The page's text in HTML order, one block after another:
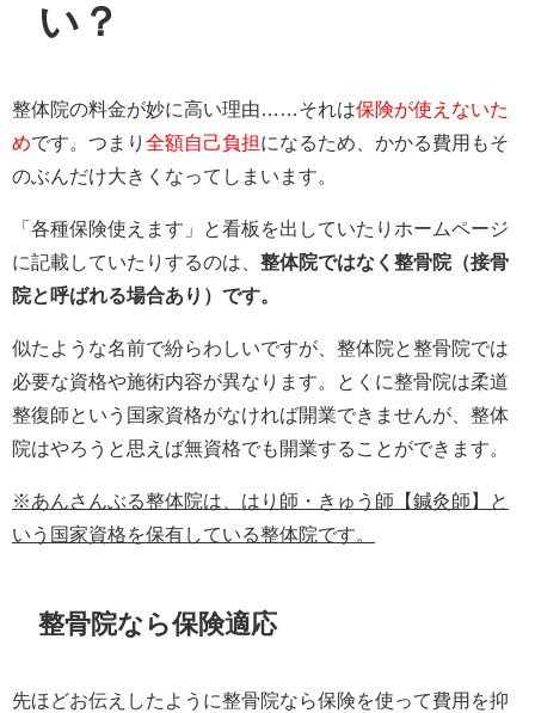
い？
整体院の料金が妙に高い理由……それは保険が使えないた
めです。つまり 全額自己負担になるため、かかる費用もそ
のぶんだけ大きくなってしまいます。
「各種保険使えます」と看板を出していたりホームページ
に記載していたりするのは、 整体院ではなく整骨院（接骨
院と呼ばれる場合あり）です。
似たような名前で紛らわしいですが、整体院と整骨院では
必要な資格や施術内容が異なります。とくに整骨院は柔道
整復師という国家資格がなければ開業できませんが、整体
院はやろうと思えば無資格でも開業することができます。
※あんさんぶる整体院は、はり師・きゅう師【鍼灸師】と
いう国家資格を保有している整体院です。
整骨院なら保険適応
先ほどお伝えしたように整骨院なら保険を使って費用を抑